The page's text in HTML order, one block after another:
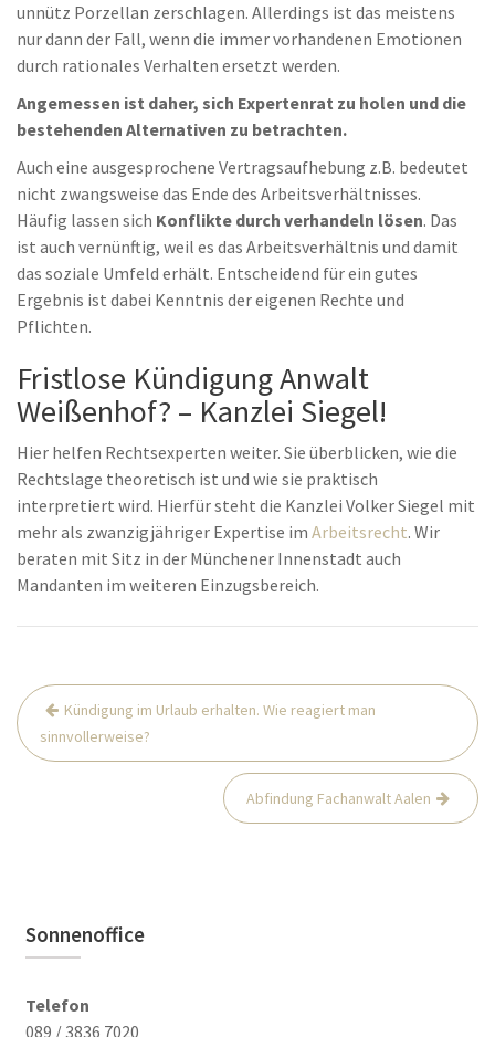
unnütz Porzellan zerschlagen. Allerdings ist das meistens
nur dann der Fall, wenn die immer vorhandenen Emotionen
durch rationales Verhalten ersetzt werden.
Angemessen ist daher, sich Expertenrat zu holen und die
bestehenden Alternativen zu betrachten.
Auch eine ausgesprochene Vertragsaufhebung z.B. bedeutet
nicht zwangsweise das Ende des Arbeitsverhältnisses.
Häufig lassen sich Konflikte durch verhandeln lösen. Das
ist auch vernünftig, weil es das Arbeitsverhältnis und damit
das soziale Umfeld erhält. Entscheidend für ein gutes
Ergebnis ist dabei Kenntnis der eigenen Rechte und
Pflichten.
Fristlose Kündigung Anwalt
Weißenhof? – Kanzlei Siegel!
Hier helfen Rechtsexperten weiter. Sie überblicken, wie die
Rechtslage theoretisch ist und wie sie praktisch
interpretiert wird. Hierfür steht die Kanzlei Volker Siegel mit
mehr als zwanzigjähriger Expertise im Arbeitsrecht. Wir
beraten mit Sitz in der Münchener Innenstadt auch
Mandanten im weiteren Einzugsbereich.
Beitrags-
Navigation
Kündigung im Urlaub erhalten. Wie reagiert man
sinnvollerweise?
Abfindung Fachanwalt Aalen
Sonnenoffice
Telefon
089 / 3836 7020